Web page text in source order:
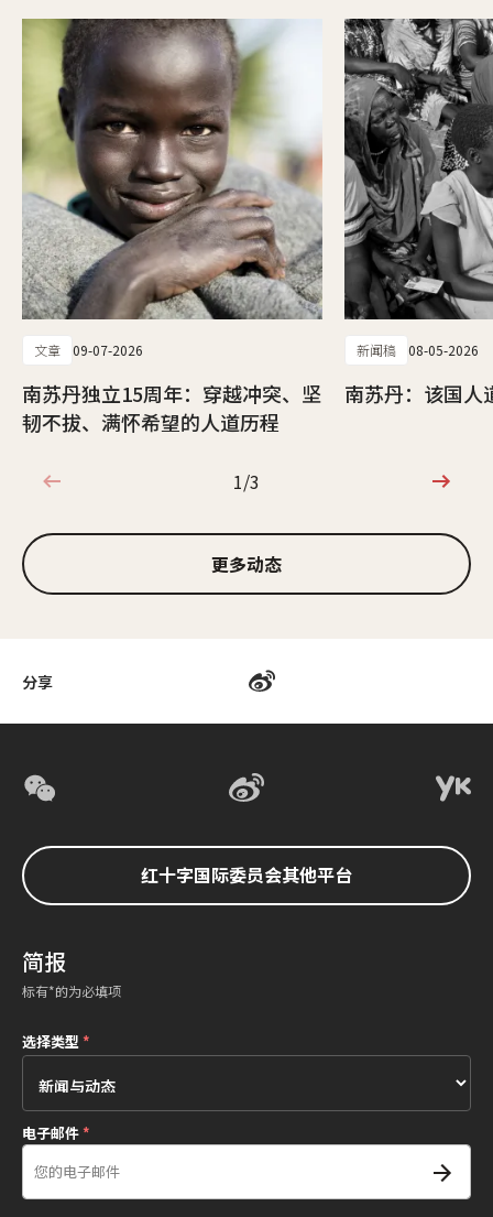
分享
文章 09-07-2026
南苏丹独立15周年：穿越冲突、坚
韧不拔、满怀希望的人道历程
新闻稿 08-05-2026
南苏丹：该国人
1/3
1/3
更多动态
红十字国际委员会其他平台
简报
标有*的为必填项
选择类型*
电子邮件*